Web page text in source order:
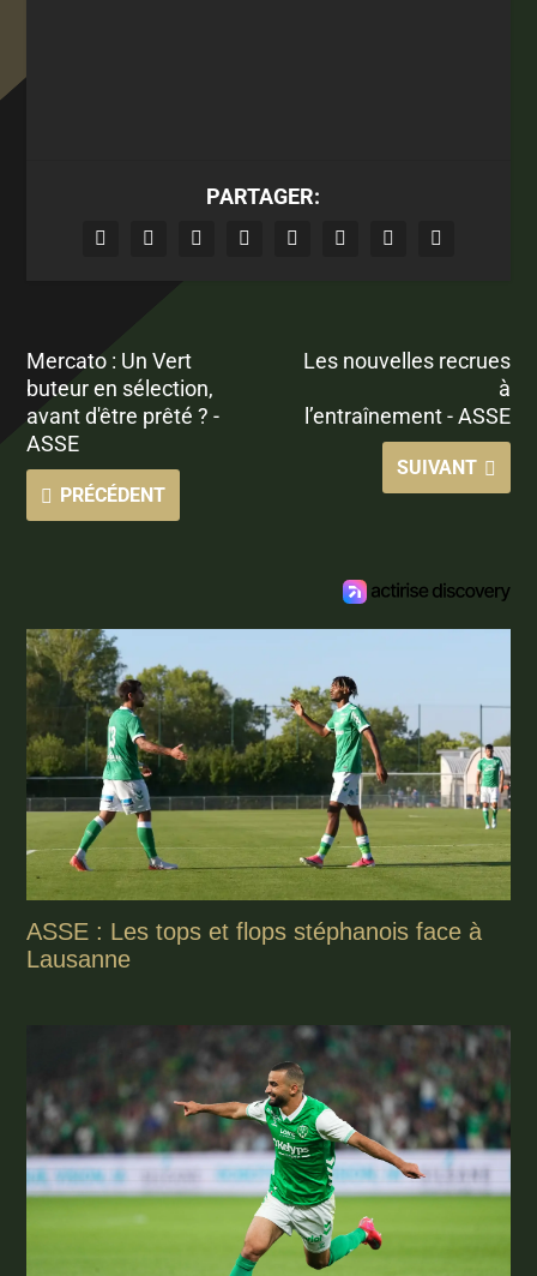
PARTAGER:
Mercato : Un Vert
buteur en sélection,
avant d'être prêté ? -
ASSE
PRÉCÉDENT
Les nouvelles recrues
à
l’entraînement - ASSE
SUIVANT
ASSE : Les tops et flops stéphanois face à
Lausanne